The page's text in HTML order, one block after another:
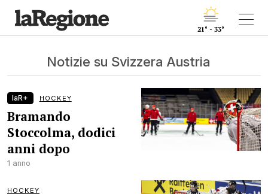
21° - 33°
Notizie su Svizzera Austria
laR+ HOCKEY
Bramando
Stoccolma, dodici
anni dopo
1 anno
HOCKEY